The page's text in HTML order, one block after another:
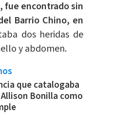
fue encontrado sin
Barrio Chino, en
dos heridas de
y abdomen.
que catalogaba
Bonilla como